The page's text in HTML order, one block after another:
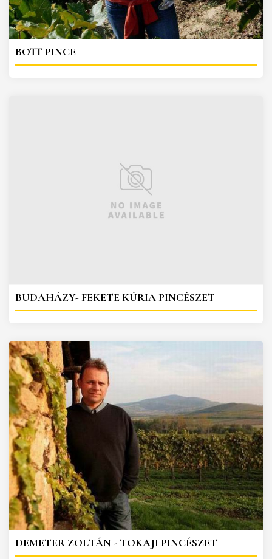
BOTT PINCE
BUDAHÁZY- FEKETE KÚRIA PINCÉSZET
DEMETER ZOLTÁN - TOKAJI PINCÉSZET